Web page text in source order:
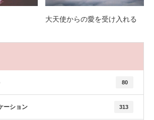
大天使からの愛を受け入れる
80
ーション 313